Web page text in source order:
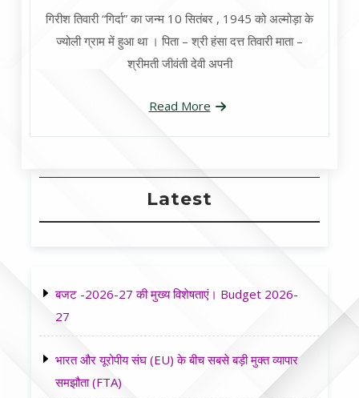
गिरीश तिवारी “गिर्दा” का जन्म 10 सितंबर , 1945 को अल्मोड़ा के
ज्योली ग्राम में हुआ था । पिता – श्री हंसा दत्त तिवारी माता –
श्रीमती जीवंती देवी अपनी
Read More
Latest
बजट -2026-27 की मुख्य विशेषताएं। Budget 2026-
27
भारत और यूरोपीय संघ (EU) के बीच सबसे बड़ी मुक्त व्यापार
समझौता (FTA)